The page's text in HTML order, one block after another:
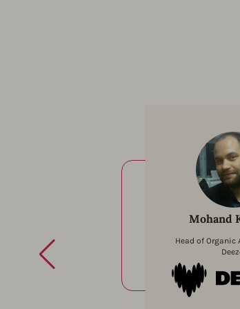
Mohand
Head of